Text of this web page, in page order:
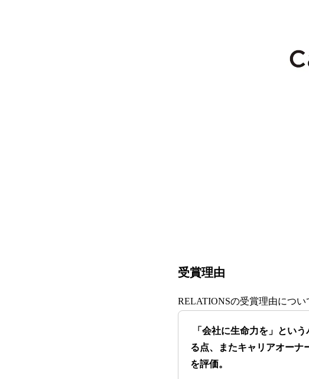
受賞理由
RELATIONSの受賞理由につ
「会社に⽣命⼒を」とい
る点、またキャリアオーナ
を評価。